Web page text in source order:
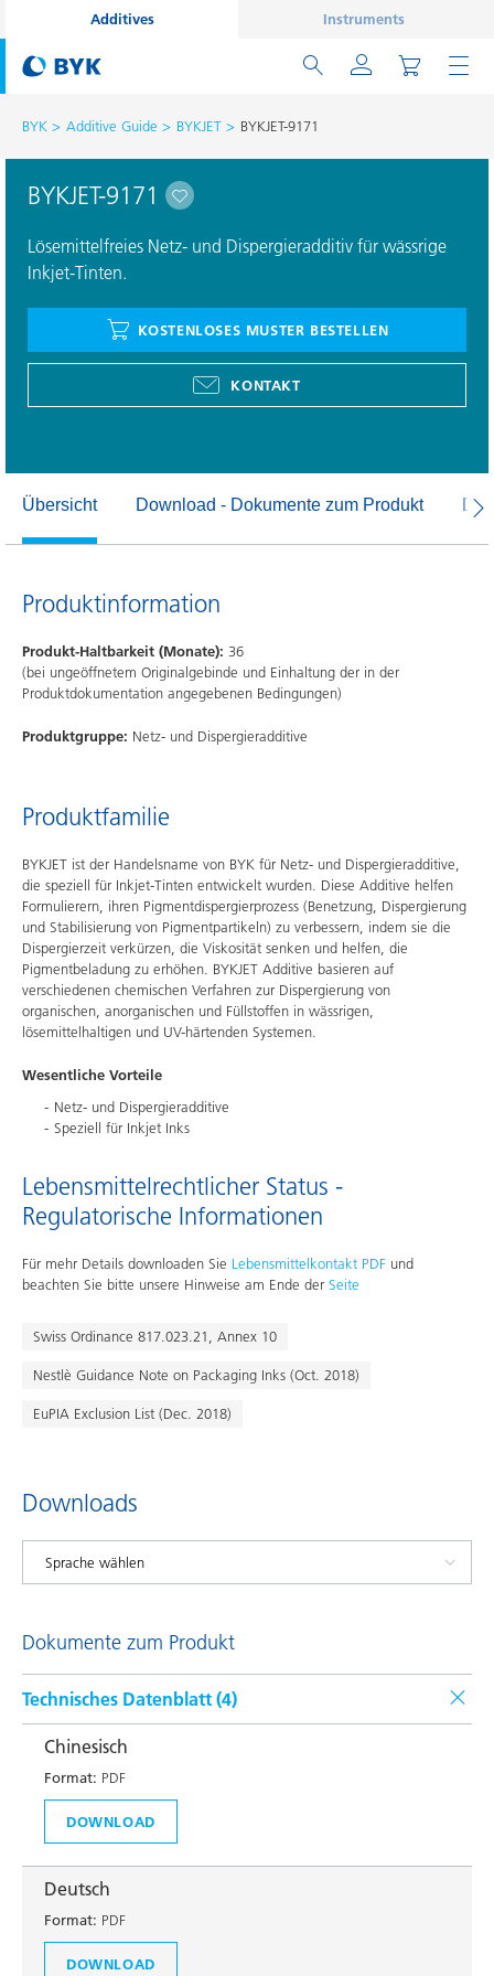
Additives Instruments
BYK Additive Guide BYKJET BYKJET-9171
BYKJET-9171
Lösemittelfreies Netz- und Dispergieradditiv für wässrige
Inkjet-Tinten.
KOSTENLOSES MUSTER BESTELLEN
KONTAKT
Übersicht Download - Dokumente zum Produkt
Produktinformation
Produkt-Haltbarkeit (Monate): 36
(bei ungeöffnetem Originalgebinde und Einhaltung der in der
Produktdokumentation angegebenen Bedingungen)
Produktgruppe: Netz- und Dispergieradditive
Produktfamilie
BYKJET ist der Handelsname von BYK für Netz- und Dispergieradditive,
die speziell für Inkjet-Tinten entwickelt wurden. Diese Additive helfen
Formulierern, ihren Pigmentdispergierprozess (Benetzung, Dispergierung
und Stabilisierung von Pigmentpartikeln) zu verbessern, indem sie die
Dispergierzeit verkürzen, die Viskosität senken und helfen, die
Pigmentbeladung zu erhöhen. BYKJET Additive basieren auf
verschiedenen chemischen Verfahren zur Dispergierung von
organischen, anorganischen und Füllstoffen in wässrigen,
lösemittelhaltigen und UV-härtenden Systemen.
Wesentliche Vorteile
Netz- und Dispergieradditive
Speziell für Inkjet Inks
Lebensmittelrechtlicher Status -
Regulatorische Informationen
Für mehr Details downloaden Sie Lebensmittelkontakt PDF und
beachten Sie bitte unsere Hinweise am Ende der Seite
Swiss Ordinance 817.023.21, Annex 10
Nestlè Guidance Note on Packaging Inks (Oct. 2018)
EuPIA Exclusion List (Dec. 2018)
Downloads
Dokumente zum Produkt
Technisches Datenblatt (4)
Chinesisch
Format: PDF
DOWNLOAD
Deutsch
Format: PDF
DOWNLOAD